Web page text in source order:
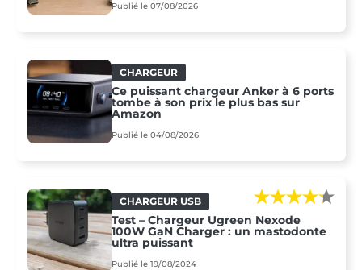
Publié le 07/08/2026
CHARGEUR
Ce puissant chargeur Anker à 6 ports
tombe à son prix le plus bas sur
Amazon
Publié le 04/08/2026
CHARGEUR USB
Test – Chargeur Ugreen Nexode
100W GaN Charger : un mastodonte
ultra puissant
Publié le 19/08/2024